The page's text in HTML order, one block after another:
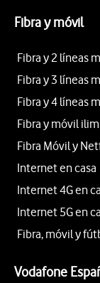
Fibra y móvil
Fibra y 2 líneas
Fibra y 3 líneas
Fibra y 4 líneas
Fibra y móvil
Fibra Móvil y
Internet en casa
Internet 4G en
Internet 5G en
Fibra, móvil y
Vodafone